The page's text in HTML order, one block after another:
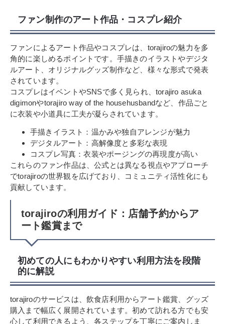
ファン制作のアート作品・コスプレ紹介
ファンによるアート作品やコスプレは、torajiroの魅力を多
角的に楽しめるポイントです。手描きのイラストやデジタ
ルアート、オリジナルグッズ制作など、様々な形式で発表
されています。
コスプレはイベントやSNSで多く見られ、torajiro asuka
digimonやtorajiro way of the househusbandなど、作品ごと
に衣装や小道具に工夫が凝らされています。
手描きイラスト：温かみや独自アレンジが魅力
デジタルアート：高解像度と多彩な表現
コスプレ写真：衣装やポージングの再現度が高い
これらのファン作品は、公式とは異なる視点やアプローチ
でtorajiroの世界観を広げており、コミュニティ活性化にも
貢献しています。
torajiroの利用ガイド：店舗予約からア
ート鑑賞まで
初めての人にもわかりやすい利用方法を段階
的に解説
torajiroのサービスは、飲食店利用からアート鑑賞、グッズ
購入まで幅広く展開されています。初めて訪れる方でも安
心して利用できるよう、各ステップを丁寧にご案内しま